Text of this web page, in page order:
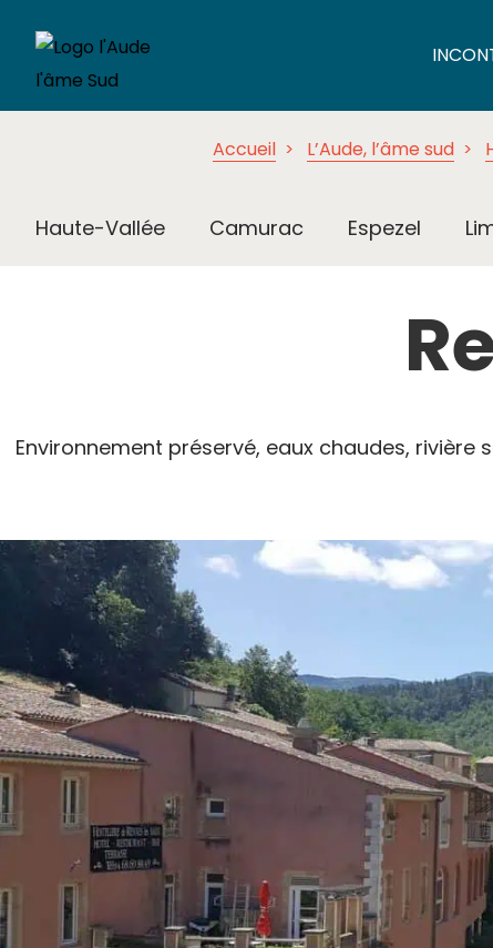
Accueil L’Aude, l’âme sud
Haute-Vallée Camurac Espezel
Environnement préservé, eaux chaudes, rivière